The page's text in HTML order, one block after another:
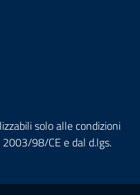
solo alle condizioni
98/CE e dal d.lgs.